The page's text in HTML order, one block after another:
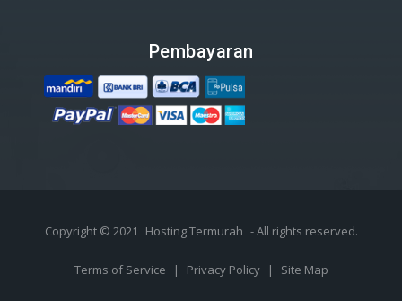
Pembayaran
Copyright © 2021 Hosting Termurah - All rights reserved.
Terms of Service | Privacy Policy | Site Map